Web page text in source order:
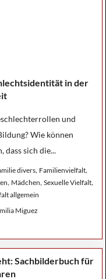
in der
und
Wie können
dass sich die...
divers, Familienvielfalt,
, Mädchen, Sexuelle Vielfalt,
allgemein
Miguez